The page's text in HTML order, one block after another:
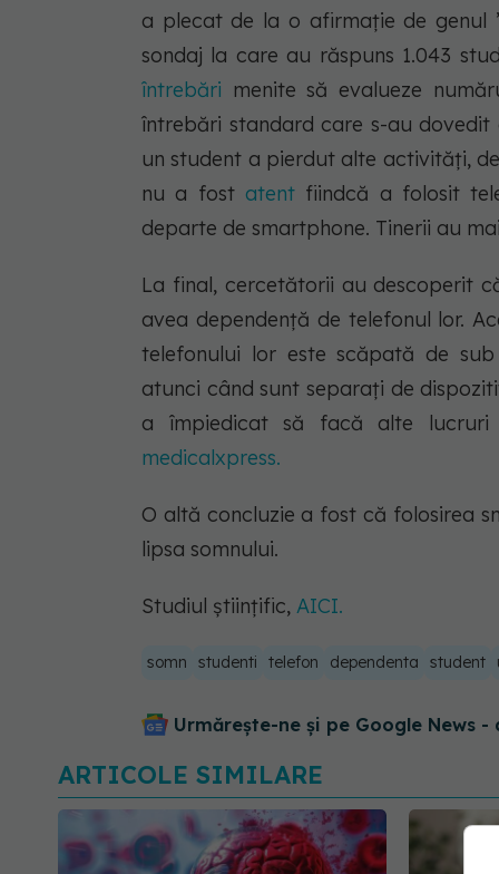
a plecat de la o afirmație de genul
sondaj la care au răspuns 1.043
întrebări menite să evalueze
întrebări standard care s-au
un student a pierdut alte activități,
nu a fost atentfiindcă a folosit
departe de smartphone. Tinerii au
La final, cercetătorii au descoperit
avea dependență de telefonul lor.
telefonului lor este scăpată de
atunci când sunt separați de
a împiedicat să facă alte
medicalxpress.
O altă concluzie a fost că folosirea
lipsa somnului.
Studiul științific, AICI.
somn studenti telefon dependenta student
Urmărește-ne și pe Google News -
ARTICOLE SIMILARE